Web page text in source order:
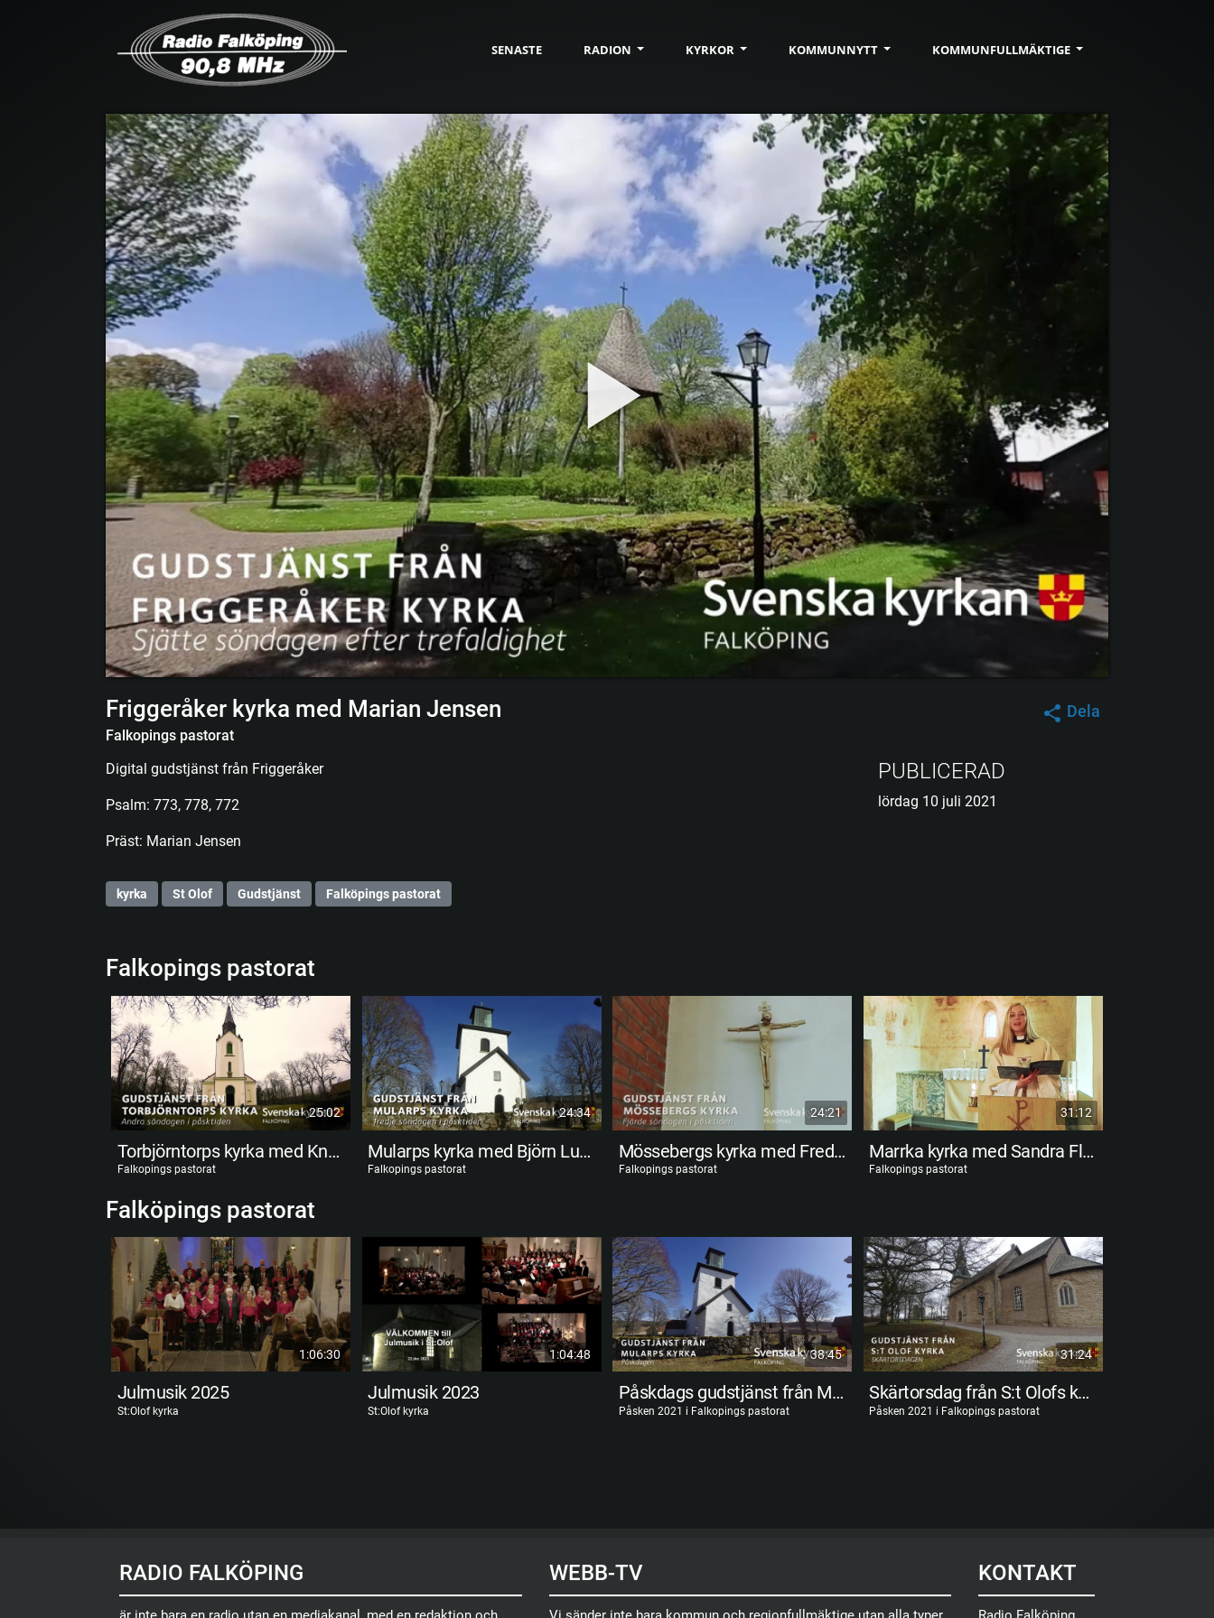
SENASTE RADION KYRKOR KOMMUNNYTT KOMMUNFULLMÄKTIGE
Dela
Friggeråker kyrka med Marian Jensen
Falkopings pastorat
Digital gudstjänst från Friggeråker
Psalm: 773, 778, 772
Präst: Marian Jensen
kyrka St Olof Gudstjänst Falköpings pastorat
PUBLICERAD
lördag 10 juli 2021
Falkopings pastorat
25:02
Torbjörntorps kyrka med Knut Svenning
Falkopings pastorat
24:34
Mularps kyrka med Björn Lundin
Falkopings pastorat
24:21
Mössebergs kyrka med Fredrik Stiernstedt Östblom
Falkopings pastorat
31:12
Marrka kyrka med Sandra Flensén
Falkopings pastorat
Falköpings pastorat
1:06:30
Julmusik 2025
St:Olof kyrka
1:04:48
Julmusik 2023
St:Olof kyrka
38:45
Påskdags gudstjänst från Mularps kyrka
Påsken 2021 i Falkopings pastorat
31:24
Skärtorsdag från S:t Olofs kyrka
Påsken 2021 i Falkopings pastorat
RADIO FALKÖPING WEBB-TV KONTAKT